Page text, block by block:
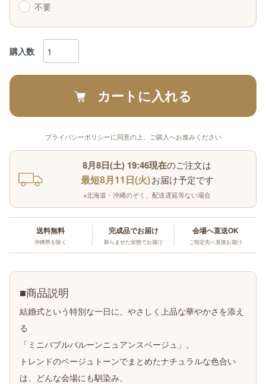
不要
購入数
カートに入れる
プライバシーポリシーに同意の上、ご購入へお進みください
8月8日(土) 19:46現在のご注文は
最短8月11日(火)お届け予定です
※北海道・沖縄のぞく、配送遅延等ない場合
送料無料
沖縄県を除く
完成品でお届け
膨らませた状態でお届け
会場へ直送OK
ご指定先へ直接お届け
■商品説明
結婚式という特別な一日に、やさしく上品な華やかさを添え
る
「ミニバブルバルーンニュアンスベージュ」。
トレンドのベージュトーンでまとめたナチュラルな色合い
は、どんな会場にも馴染み、